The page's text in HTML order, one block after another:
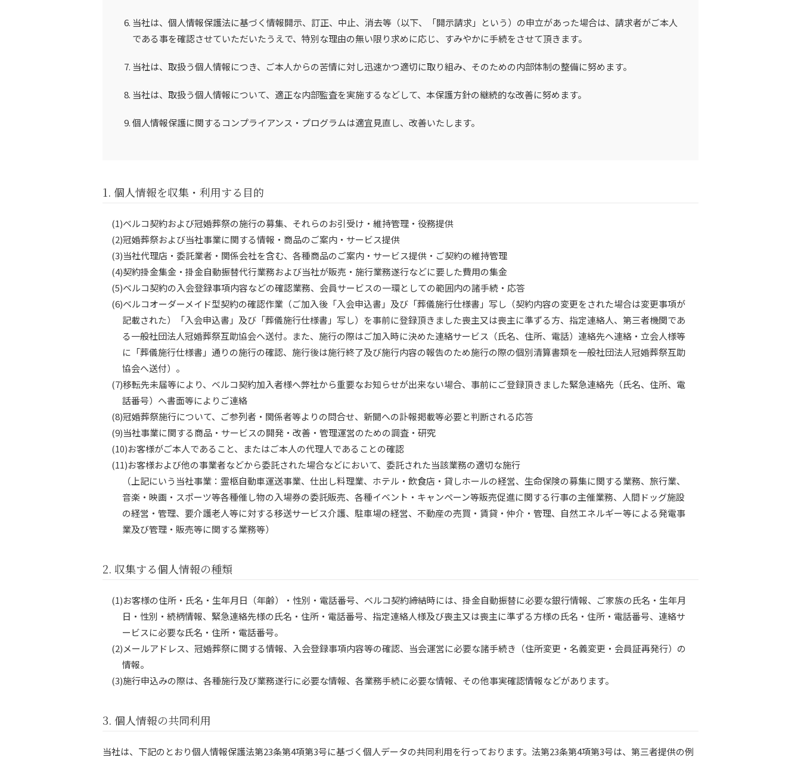
当社は、個人情報保護法に基づく情報開示、訂正、中止、消去等（以下、「開示請求」という）の申立があった場合は、請求者がご本人
である事を確認させていただいたうえで、特別な理由の無い限り求めに応じ、すみやかに手続をさせて頂きます。
当社は、取扱う個人情報につき、ご本人からの苦情に対し迅速かつ適切に取り組み、そのための内部体制の整備に努めます。
当社は、取扱う個人情報について、適正な内部監査を実施するなどして、本保護方針の継続的な改善に努めます。
個人情報保護に関するコンプライアンス・プログラムは適宜見直し、改善いたします。
1. 個人情報を収集・利用する目的
(1)ベルコ契約および冠婚葬祭の施行の募集、それらのお引受け・維持管理・役務提供
(2)冠婚葬祭および当社事業に関する情報・商品のご案内・サービス提供
(3)当社代理店・委託業者・関係会社を含む、各種商品のご案内・サービス提供・ご契約の維持管理
(4)契約掛金集金・掛金自動振替代行業務および当社が販売・施行業務遂行などに要した費用の集金
(5)ベルコ契約の入会登録事項内容などの確認業務、会員サービスの一環としての範囲内の諸手続・応答
(6)ベルコオーダーメイド型契約の確認作業（ご加入後「入会申込書」及び「葬儀施行仕様書」写し（契約内容の変更をされた場合は変更事項が
記載された）「入会申込書」及び「葬儀施行仕様書」写し）を事前に登録頂きました喪主又は喪主に準ずる方、指定連絡人、第三者機関であ
る一般社団法人冠婚葬祭互助協会へ送付。また、施行の際はご加入時に決めた連絡サービス（氏名、住所、電話）連絡先へ連絡・立会人様等
に「葬儀施行仕様書」通りの施行の確認、施行後は施行終了及び施行内容の報告のため施行の際の個別清算書類を一般社団法人冠婚葬祭互助
協会へ送付）。
(7)移転先未届等により、ベルコ契約加入者様へ弊社から重要なお知らせが出来ない場合、事前にご登録頂きました緊急連絡先（氏名、住所、電
話番号）へ書面等によりご連絡
(8)冠婚葬祭施行について、ご参列者・関係者等よりの問合せ、新聞への訃報掲載等必要と判断される応答
(9)当社事業に関する商品・サービスの開発・改善・管理運営のための調査・研究
(10)お客様がご本人であること、またはご本人の代理人であることの確認
(11)お客様および他の事業者などから委託された場合などにおいて、委託された当該業務の適切な施行
（上記にいう当社事業：霊柩自動車運送事業、仕出し料理業、ホテル・飲食店・貸しホールの経営、生命保険の募集に関する業務、旅行業、
音楽・映画・スポーツ等各種催し物の入場券の委託販売、各種イベント・キャンペーン等販売促進に関する行事の主催業務、人間ドッグ施設
の経営・管理、要介護老人等に対する移送サービス介護、駐車場の経営、不動産の売買・賃貸・仲介・管理、自然エネルギー等による発電事
業及び管理・販売等に関する業務等）
2. 収集する個人情報の種類
(1)お客様の住所・氏名・生年月日（年齢）・性別・電話番号、ベルコ契約締結時には、掛金自動振替に必要な銀行情報、ご家族の氏名・生年月
日・性別・続柄情報、緊急連絡先様の氏名・住所・電話番号、指定連絡人様及び喪主又は喪主に準ずる方様の氏名・住所・電話番号、連絡サ
ービスに必要な氏名・住所・電話番号。
(2)メールアドレス、冠婚葬祭に関する情報、入会登録事項内容等の確認、当会運営に必要な諸手続き（住所変更・名義変更・会員証再発行）の
情報。
(3)施行申込みの際は、各種施行及び業務遂行に必要な情報、各業務手続に必要な情報、その他事実確認情報などがあります。
3. 個人情報の共同利用
当社は、下記のとおり個人情報保護法第23条第4項第3号に基づく個人データの共同利用を行っております。法第23条第4項第3号は、第三者提供の例